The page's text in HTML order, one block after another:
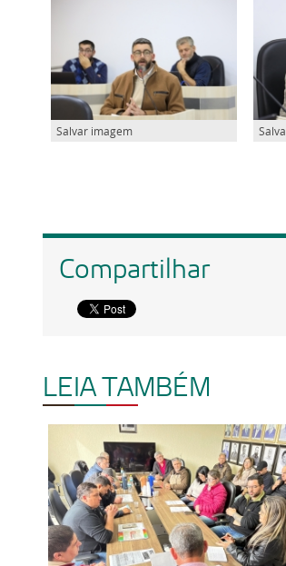
Salvar imagem
Compartilhar
LEIA TAMBÉM